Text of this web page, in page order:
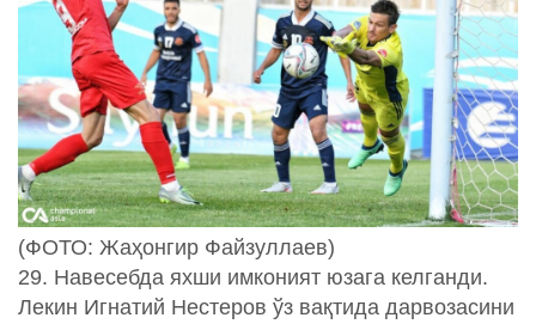
(ФОТО: Жаҳонгир Файзуллаев)
29. Навесебда яхши имконият юзага келганди.
Лекин Игнатий Нестеров ўз вақтида дарвозасини